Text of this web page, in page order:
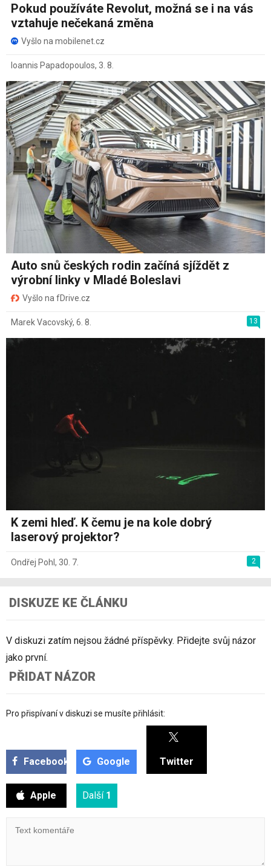
Pokud používáte Revolut, možná se i na vás
vztahuje nečekaná změna
Vyšlo na mobilenet.cz
Ioannis Papadopoulos, 3. 8.
Auto snů českých rodin začíná sjíždět z
výrobní linky v Mladé Boleslavi
Vyšlo na fDrive.cz
13
Marek Vacovský, 6. 8.
K zemi hleď. K čemu je na kole dobrý
laserový projektor?
2
Ondřej Pohl , 30. 7.
DISKUZE KE ČLÁNKU
V diskuzi zatím nejsou žádné příspěvky. Přidejte svůj názor
jako první.
PŘIDAT NÁZOR
Pro přispívaní v diskuzi se musíte přihlásit:
Facebook Google Twitter
Apple Další 1